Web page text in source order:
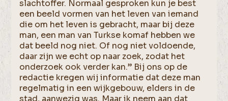
slachtoffer. Normaal gesproken kun je best
een beeld vormen van het leven van iemand
die om het leven is gebracht, maar bij deze
man, een man van Turkse komaf hebben we
dat beeld nog niet. Of nog niet voldoende,
daar zijn we echt op naar zoek, zodat het
onderzoek ook verder kan.” Bij ons op de
redactie kregen wij informatie dat deze man
regelmatig in een wijkgebouw, elders in de
stad, aanwezig was. Maar ik neem aan dat